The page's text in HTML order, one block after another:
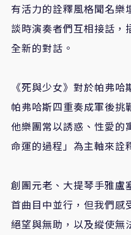
有活力的詮釋風格聞名樂
談時演奏者們互相接話，
全新的對話。
《死與少女》對於帕弗
帕弗哈斯四重奏成軍後挑
他樂團常以誘惑、性愛的
命運的過程」為主軸來詮
創團元老、大提琴手雅盧
首曲目中並行，但我們感
絕望與無助，以及縱使無